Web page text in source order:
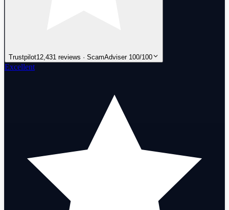
Trustpilot12,431 reviews · ScamAdviser 100/100
Excellent